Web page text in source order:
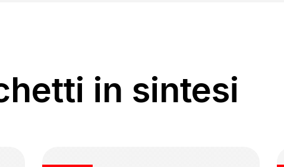
in sintesi